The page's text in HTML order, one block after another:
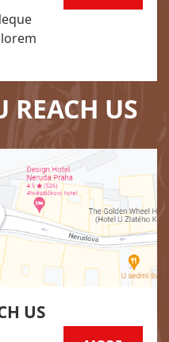
REACH US
US